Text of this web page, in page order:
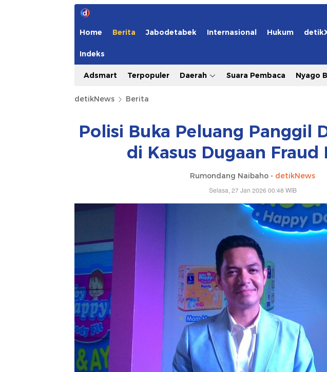
Home Berita Jabodetabek Internasional Hukum
Indeks
Adsmart Terpopuler Daerah Suara Pembaca Nyago
detikNews Berita
Polisi Buka Peluang Panggil
di Kasus Dugaan Fraud
Rumondang Naibaho - detikNews
Selasa, 27 Jan 2026 00:48 WIB